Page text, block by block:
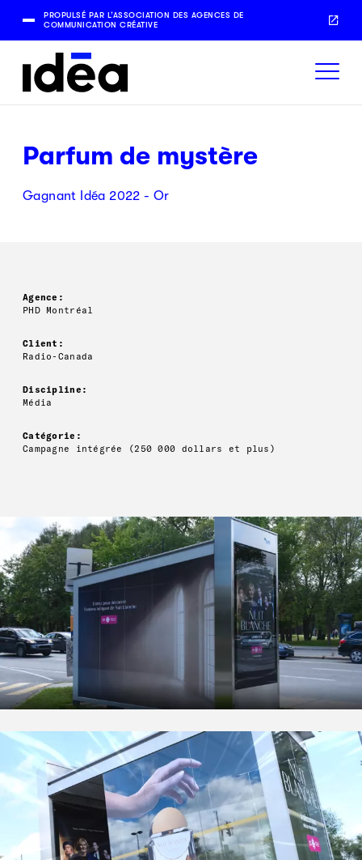
PROPULSÉ PAR L’ASSOCIATION DES AGENCES DE
COMMUNICATION CRÉATIVE
Parfum de mystère
Gagnant Idéa 2022 - Or
Agence:
PHD Montréal
Client:
Radio-Canada
Discipline:
Média
Catégorie:
Campagne intégrée (250 000 dollars et plus)